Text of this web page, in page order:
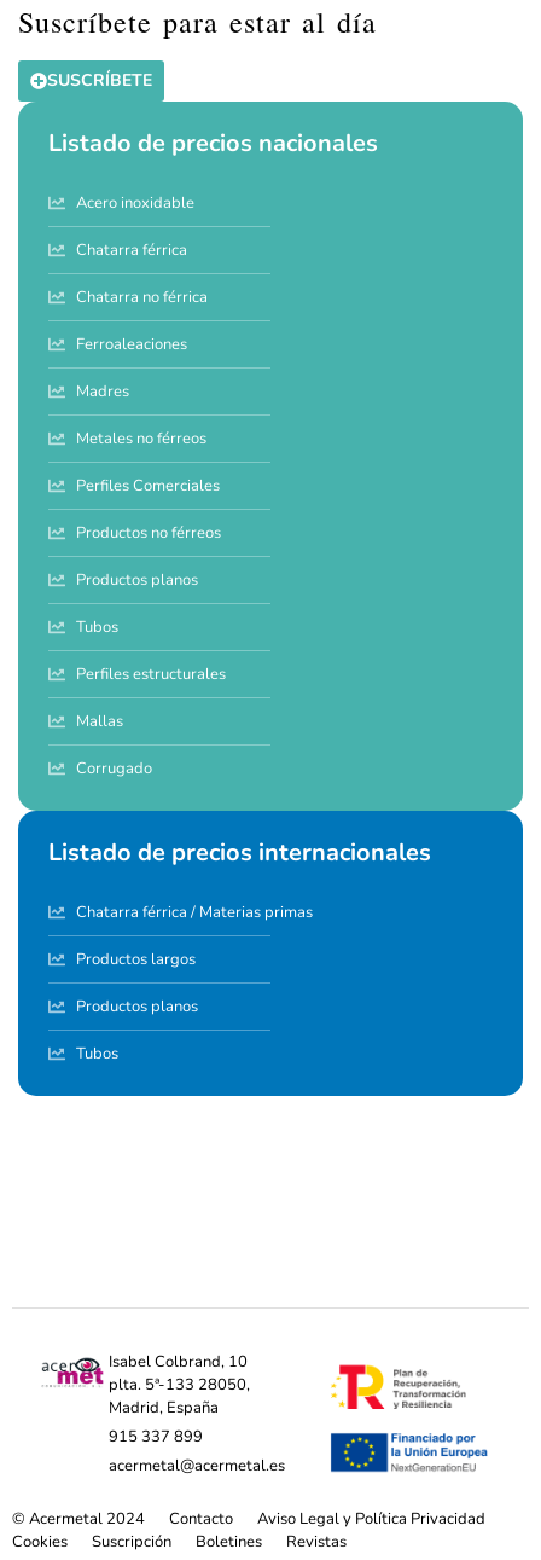
Suscríbete para estar al día
SUSCRÍBETE
Listado de precios nacionales
Acero inoxidable
Chatarra férrica
Chatarra no férrica
Ferroaleaciones
Madres
Metales no férreos
Perfiles Comerciales
Productos no férreos
Productos planos
Tubos
Perfiles estructurales
Mallas
Corrugado
Listado de precios internacionales
Chatarra férrica / Materias primas
Productos largos
Productos planos
Tubos
Isabel Colbrand, 10
plta. 5ª-133 28050,
Madrid, España
915 337 899
acermetal@acermetal.es
© Acermetal 2024 Contacto
Aviso Legal y Política Privacidad
Cookies
Suscripción Boletines Revistas